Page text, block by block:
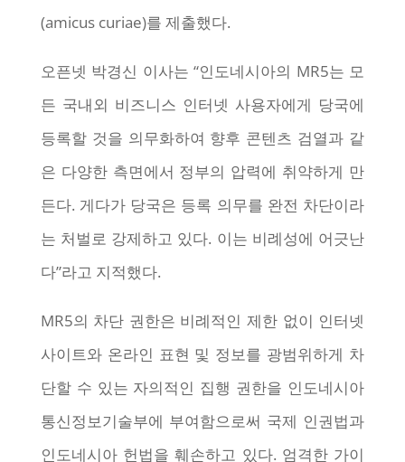
(amicus curiae)를 제출했다.
오픈넷 박경신 이사는 “인도네시아의 MR5는 모
든 국내외 비즈니스 인터넷 사용자에게 당국에
등록할 것을 의무화하여 향후 콘텐츠 검열과 같
은 다양한 측면에서 정부의 압력에 취약하게 만
든다. 게다가 당국은 등록 의무를 완전 차단이라
는 처벌로 강제하고 있다. 이는 비례성에 어긋난
다”라고 지적했다.
MR5의 차단 권한은 비례적인 제한 없이 인터넷
사이트와 온라인 표현 및 정보를 광범위하게 차
단할 수 있는 자의적인 집행 권한을 인도네시아
통신정보기술부에 부여함으로써 국제 인권법과
인도네시아 헌법을 훼손하고 있다. 엄격한 가이